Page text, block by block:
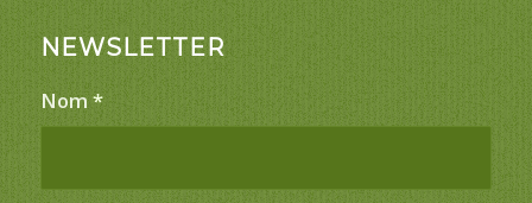
NEWSLETTER
Nom *